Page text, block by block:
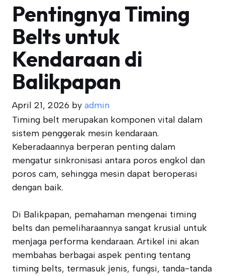
Pentingnya Timing
Belts untuk
Kendaraan di
Balikpapan
April 21, 2026 by admin
Timing belt merupakan komponen vital dalam
sistem penggerak mesin kendaraan.
Keberadaannya berperan penting dalam
mengatur sinkronisasi antara poros engkol dan
poros cam, sehingga mesin dapat beroperasi
dengan baik.
Di Balikpapan, pemahaman mengenai timing
belts dan pemeliharaannya sangat krusial untuk
menjaga performa kendaraan. Artikel ini akan
membahas berbagai aspek penting tentang
timing belts, termasuk jenis, fungsi, tanda-tanda